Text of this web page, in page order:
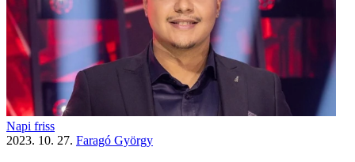
Napi friss
2023. 10. 27. Faragó György